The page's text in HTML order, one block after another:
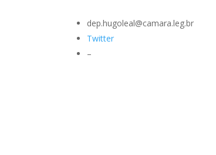
dep.hugoleal@camara.leg.br
Twitter
–